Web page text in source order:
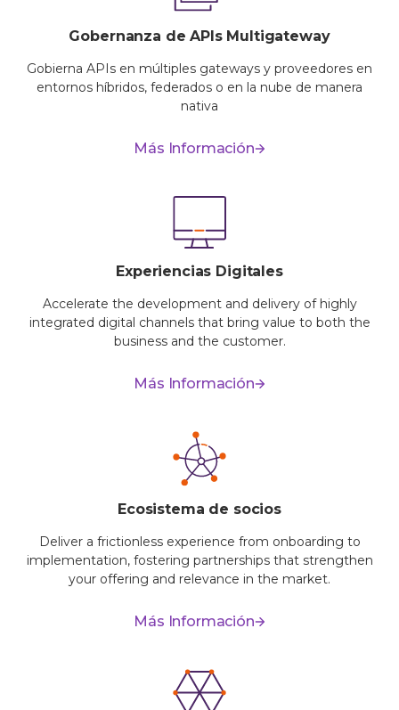
Gobernanza de APIs Multigateway
Gobierna APIs en múltiples gateways y proveedores en
entornos híbridos, federados o en la nube de manera
nativa
Más Información
Experiencias Digitales
Accelerate the development and delivery of highly
integrated digital channels that bring value to both the
business and the customer.
Más Información
Ecosistema de socios
Deliver a frictionless experience from onboarding to
implementation, fostering partnerships that strengthen
your offering and relevance in the market.
Más Información